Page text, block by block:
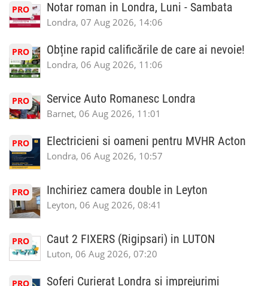
PRO Notar roman in Londra, Luni - Sambata
Londra, 07 Aug 2026, 14:06
PRO Obține rapid calificările de care ai nevoie!
Londra, 06 Aug 2026, 11:06
PRO Service Auto Romanesc Londra
Barnet, 06 Aug 2026, 11:01
PRO Electricieni si oameni pentru MVHR Acton
Londra, 06 Aug 2026, 10:57
PRO Inchiriez camera double in Leyton
Leyton, 06 Aug 2026, 08:41
PRO Caut 2 FIXERS (Rigipsari) in LUTON
Luton, 06 Aug 2026, 07:20
PRO Soferi Curierat Londra si imprejurimi